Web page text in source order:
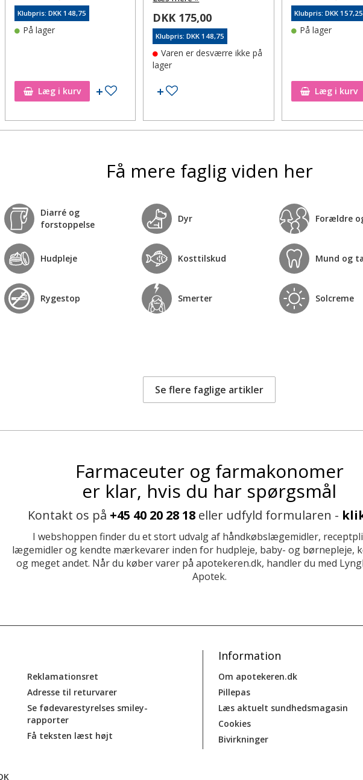
ønskeseddel
Klubpris: DKK 148,75
På lager
Læg i kurv Tilføj til ønskeseddel
DKK 175,00
Klubpris: DKK 148,75
Varen er desværre ikke på
lager
Tilføj til ønskeseddel
Klubpris: DKK 157,25
På lager
Læg i kurv
Få mere faglig viden her
Diarré og
forstoppelse
Dyr Forældre
Hudpleje Kosttilskud Mund og
Rygestop Smerter Solcreme
Se flere faglige artikler
Farmaceuter og farmakonomer
er klar, hvis du har spørgsmål
Kontakt os på +45 40 20 28 18 eller udfyld formularen -
I webshoppen finder du et stort udvalg af håndkøbslægemidler,
lægemidler og kendte mærkevarer inden for hudpleje, baby- og børnepleje,
og meget andet. Når du køber varer på apotekeren.dk, handler du med
Apotek.
Reklamationsret
Adresse til returvarer
Se fødevarestyrelses smiley-
rapporter
Få teksten læst højt
Information
Om apotekeren.dk
Pillepas
Læs aktuelt sundhedsmagasin
Cookies
Bivirkninger